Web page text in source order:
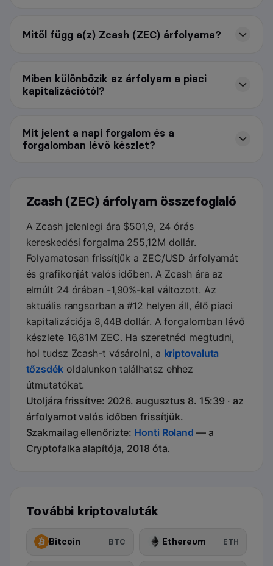
Mitől függ a(z) Zcash (ZEC) árfolyama?
Miben különbözik az árfolyam a piaci
kapitalizációtól?
Mit jelent a napi forgalom és a
forgalomban lévő készlet?
Zcash (ZEC) árfolyam összefoglaló
A Zcash jelenlegi ára $501,9, 24 órás
kereskedési forgalma 255,12M dollár.
Folyamatosan frissítjük a ZEC/USD árfolyamát
és grafikonját valós időben. A Zcash ára az
elmúlt 24 órában -1,90%-kal változott. Az
aktuális rangsorban a #12 helyen áll, élő piaci
kapitalizációja 8,44B dollár. A forgalomban lévő
készlete 16,81M ZEC. Ha szeretnéd megtudni,
hol tudsz Zcash-t vásárolni, a kriptovaluta
tőzsdékoldalunkon találhatsz ehhez
útmutatókat.
Utoljára frissítve: 2026. augusztus 8. 15:39 · az
árfolyamot valós időben frissítjük.
Szakmailag ellenőrizte: Honti Roland — a
Cryptofalka alapítója, 2018 óta.
További kriptovaluták
Bitcoin BTC Ethereum ETH